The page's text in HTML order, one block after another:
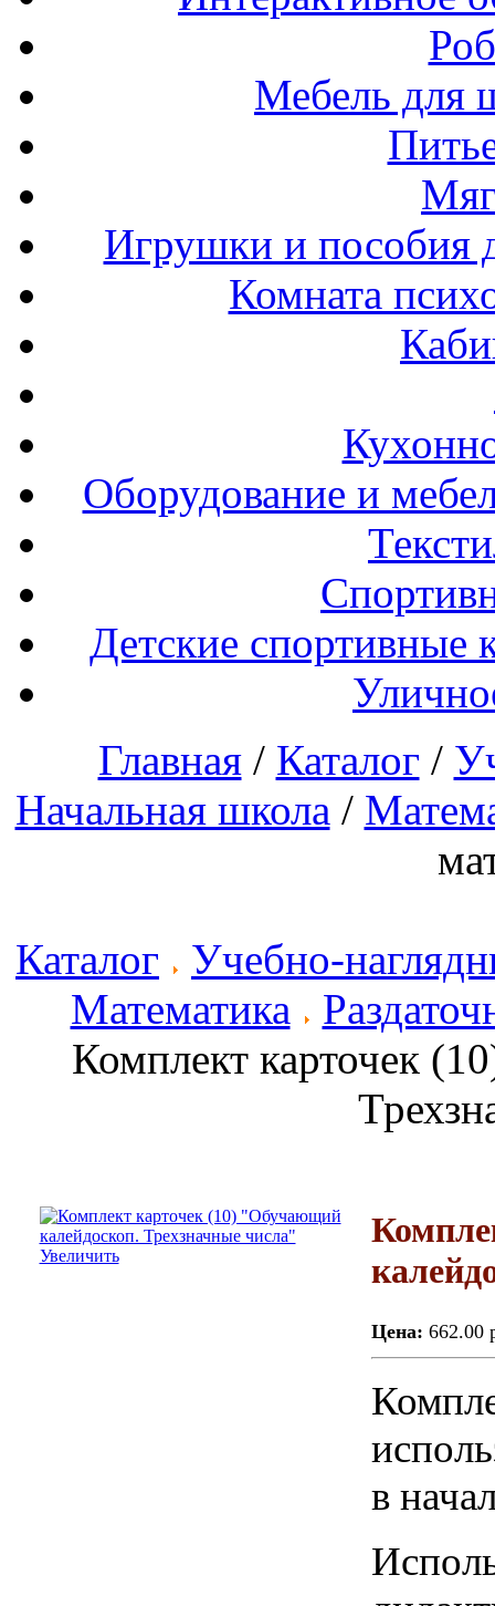
Мебель для
Игрушки и пособия
Комната
Оборудование и
Детские спортивные
Главная/ Каталог /
Начальная школа /
Каталог
Учебно-
Математика
Комплект карточек
Увеличить
Цена: 662.00
в